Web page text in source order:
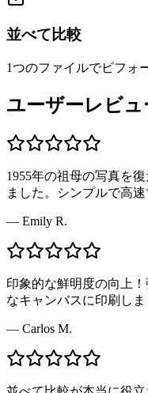
並べて比較
1つのファイルでビフォ
ユーザーレビュ
1955年の祖母の写真を
ました。シンプルで高速
— Emily R.
印象的な鮮明度の向上
なキャンバスに印刷し
— Carlos M.